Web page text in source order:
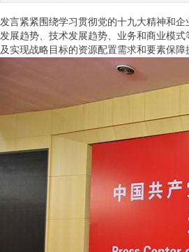
发言紧紧围绕学习贯彻党的十九大精神和
发展趋势、技术发展趋势、业务和商业模
及实现战略目标的资源配置需求和要素保障